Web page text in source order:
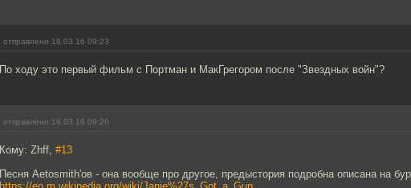
отправлено 18.03.16 09:23
По ходу это первый фильм c Портман и МакГрегором после "Звездных войн"?
отправлено 18.03.16 09:26
Кому: Zhff, #13
Песня Aetosmith'ов - она вообще про другое, предыстория подробна описана на